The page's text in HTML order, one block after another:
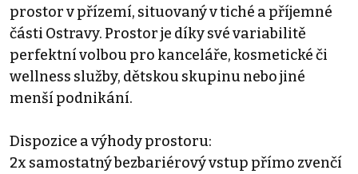
prostor v přízemí, situovaný v tiché a příjemné
části Ostravy. Prostor je díky své variabilitě
perfektní volbou pro kanceláře, kosmetické či
wellness služby, dětskou skupinu nebo jiné
menší podnikání.
Dispozice a výhody prostoru:
2x samostatný bezbariérový vstup přímo zvenčí